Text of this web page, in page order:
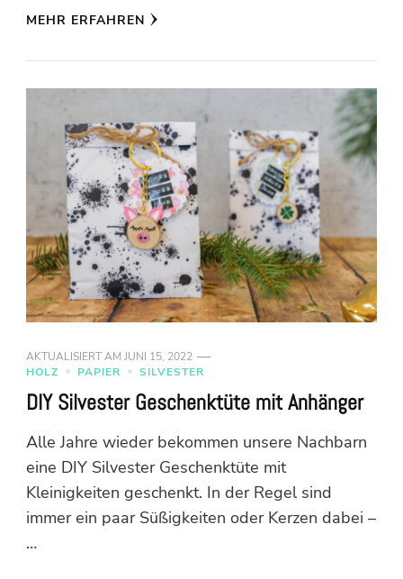
MEHR ERFAHREN
AKTUALISIERT AM JUNI 15, 2022
HOLZ
PAPIER SILVESTER
DIY Silvester Geschenktüte mit Anhänger
Alle Jahre wieder bekommen unsere Nachbarn
eine DIY Silvester Geschenktüte mit
Kleinigkeiten geschenkt. In der Regel sind
immer ein paar Süßigkeiten oder Kerzen dabei –
…